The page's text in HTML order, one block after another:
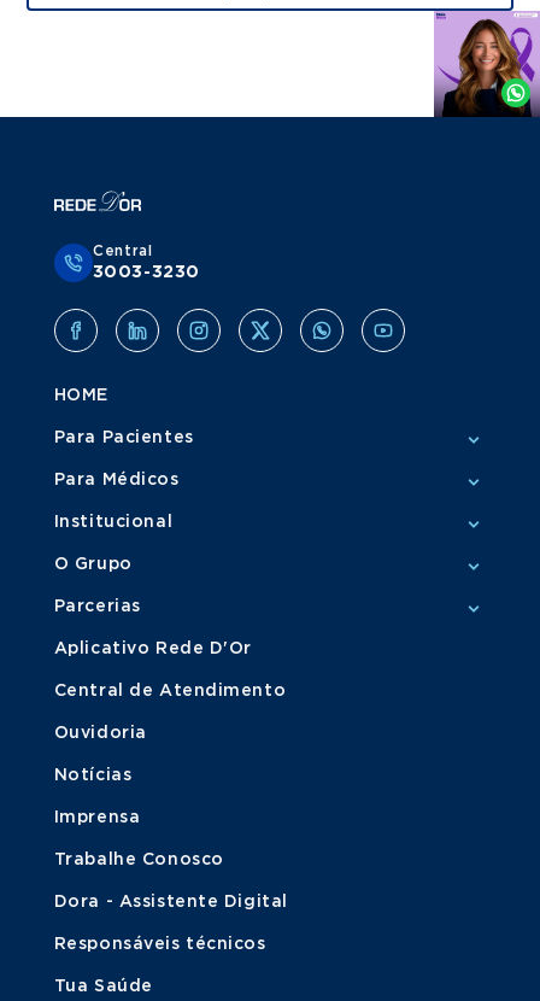
Agende
Whatsapp
Central
3003-3230
HOME
Para Pacientes
Para Médicos
Institucional
O Grupo
Parcerias
Aplicativo Rede D'Or
Central de Atendimento
Ouvidoria
Notícias
Imprensa
Trabalhe Conosco
Dora - Assistente Digital
Responsáveis técnicos
Tua Saúde